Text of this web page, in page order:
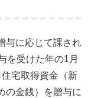
与に応じて課され
を受けた年の1月
宅取得資金（新
の金銭）を贈与に